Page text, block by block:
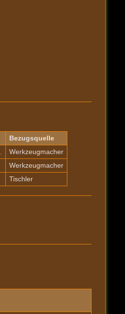
Bezugsquelle
Werkzeugmacher
Werkzeugmacher
Tischler